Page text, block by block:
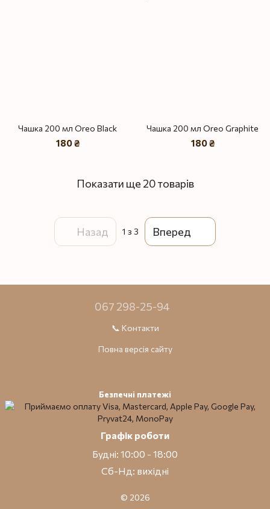
Чашка 200 мл Oreo Black
180 ₴
Чашка 200 мл Oreo Graphite
180 ₴
Показати ще 20 товарів
Назад 1 з 3 Вперед
067 298-25-94
📞 Контакти
Повна версія сайту
Безпечні платежі
Графік роботи
Будні: 10:00 - 18:00
Сб-Нд: вихідні
© 2026